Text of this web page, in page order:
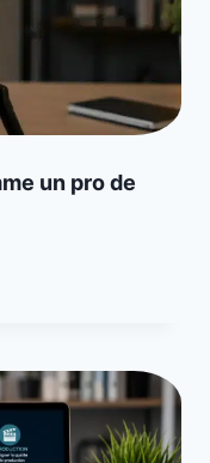
un pro de